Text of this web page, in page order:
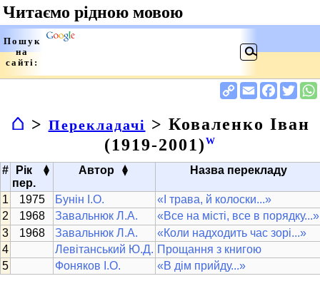
⌂ > Перекладачі > Коваленко Іван
(1919-2001) W
#
Рік
пер.
▴
▾ Автор ▴
▾ Назва перекладу
1975 Бунін І.О.
«І трава, й колоски...»
1968
Завальнюк Л.А.
«Все на місті, все в порядку...»
1968
Завальнюк Л.А.
«Коли надходить час зорі...»
Левітанський Ю.Д. Прощання з книгою
Фоняков І.О.
«В дім прийду...»